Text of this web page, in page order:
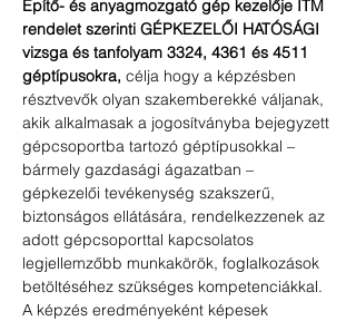
Építő- és anyagmozgató gép kezelője ITM
rendelet szerinti GÉPKEZELŐI HATÓSÁGI
vizsga és tanfolyam 3324, 4361 és 4511
géptípusokra, célja hogy a képzésben
résztvevők olyan szakemberekké váljanak,
akik alkalmasak a jogosítványba bejegyzett
gépcsoportba tartozó géptípusokkal –
bármely gazdasági ágazatban –
gépkezelői tevékenység szakszerű,
biztonságos ellátására, rendelkezzenek az
adott gépcsoporttal kapcsolatos
legjellemzőbb munkakörök, foglalkozások
betöltéséhez szükséges kompetenciákkal.
A képzés eredményeként képesek